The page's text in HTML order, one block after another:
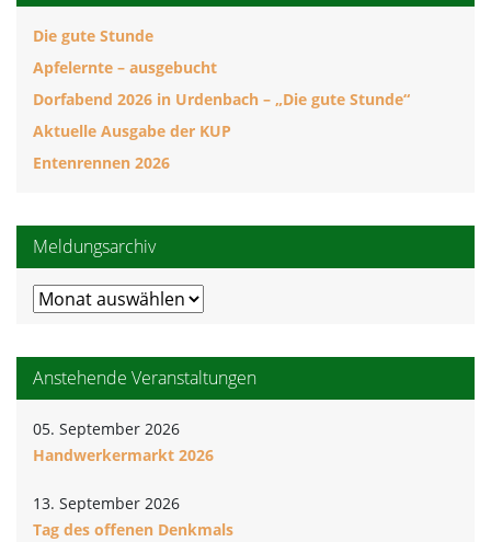
Die gute Stunde
Apfelernte – ausgebucht
Dorfabend 2026 in Urdenbach – „Die gute Stunde“
Aktuelle Ausgabe der KUP
Entenrennen 2026
Meldungsarchiv
Meldungsarchiv
Anstehende Veranstaltungen
05. September 2026
Handwerkermarkt 2026
13. September 2026
Tag des offenen Denkmals